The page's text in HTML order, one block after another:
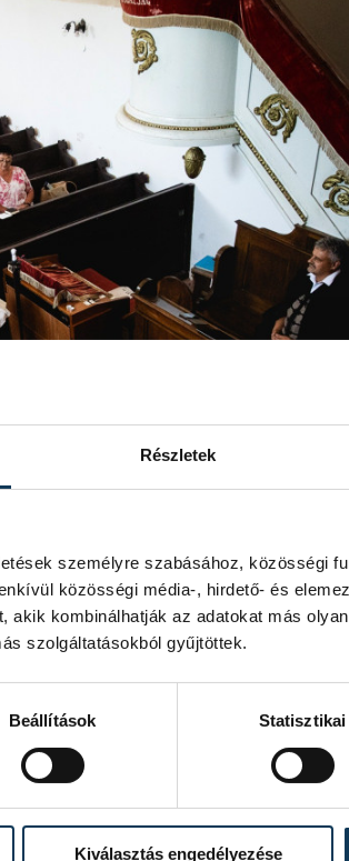
Részletek
személyre szabásához, közösségi
közösségi média-, hirdető- és
akik kombinálhatják az adatokat más
szolgáltatásokból gyűjtöttek.
Beállítások Statisztikai
Kiválasztás engedélyezése
aki úgy
elődökre, mint amilyen
aki felidézte, hogy
úgy hozta, hogy ezt a
tiszteletet érdemel.
Gábort igazi példaképnek
cselekedetet
de ahhoz, hogy valaki